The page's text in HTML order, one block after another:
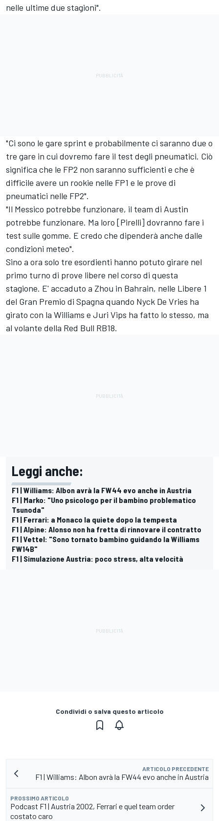
nelle ultime due stagioni".
"Ci sono le gare sprint e probabilmente ci saranno due o
tre gare in cui dovremo fare il test degli pneumatici. Ciò
significa che le FP2 non saranno sufficienti e che è
difficile avere un rookie nelle FP1 e le prove di
pneumatici nelle FP2".
"Il Messico potrebbe funzionare, il team di Austin
potrebbe funzionare. Ma loro [Pirelli] dovranno fare i
test sulle gomme. E credo che dipenderà anche dalle
condizioni meteo".
Sino a ora solo tre esordienti hanno potuto girare nel
primo turno di prove libere nel corso di questa
stagione. E' accaduto a Zhou in Bahrain, nelle Libere 1
del Gran Premio di Spagna quando Nyck De Vries ha
girato con la Williams e Juri Vips ha fatto lo stesso, ma
al volante della Red Bull RB18.
Leggi anche:
F1 | Williams: Albon avrà la FW44 evo anche in Austria
F1 | Marko: "Uno psicologo per il bambino problematico
Tsunoda"
F1 | Ferrari: a Monaco la quiete dopo la tempesta
F1 | Alpine: Alonso non ha fretta di rinnovare il contratto
F1 | Vettel: "Sono tornato bambino guidando la Williams
FW14B"
F1 | Simulazione Austria: poco stress, alta velocità
Condividi o salva questo articolo
ARTICOLO PRECEDENTE
F1 | Williams: Albon avrà la FW44 evo anche in Austria
PROSSIMO ARTICOLO
Podcast F1 | Austria 2002, Ferrari e quel team order
costato caro